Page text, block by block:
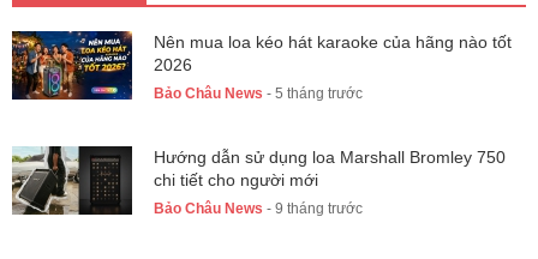
Nên mua loa kéo hát karaoke của hãng nào tốt
2026
Bảo Châu News - 5 tháng trước
Hướng dẫn sử dụng loa Marshall Bromley 750
chi tiết cho người mới
Bảo Châu News - 9 tháng trước